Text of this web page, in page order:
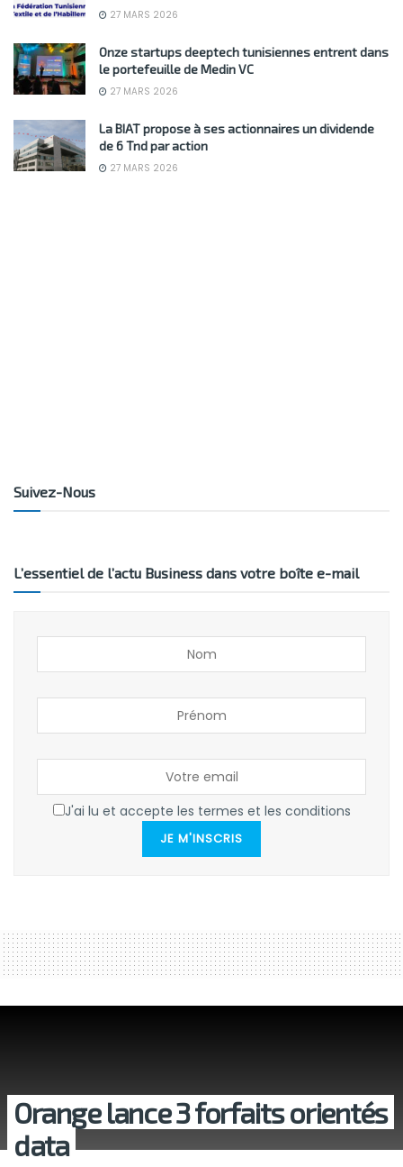
27 MARS 2026
Onze startups deeptech tunisiennes entrent dans
le portefeuille de Medin VC
27 MARS 2026
La BIAT propose à ses actionnaires un dividende
de 6 Tnd par action
27 MARS 2026
Suivez-Nous
L’essentiel de l’actu Business dans votre boîte e-mail
J'ai lu et accepte les termes et les conditions
JE M'INSCRIS
Orange lance 3 forfaits orientés
data